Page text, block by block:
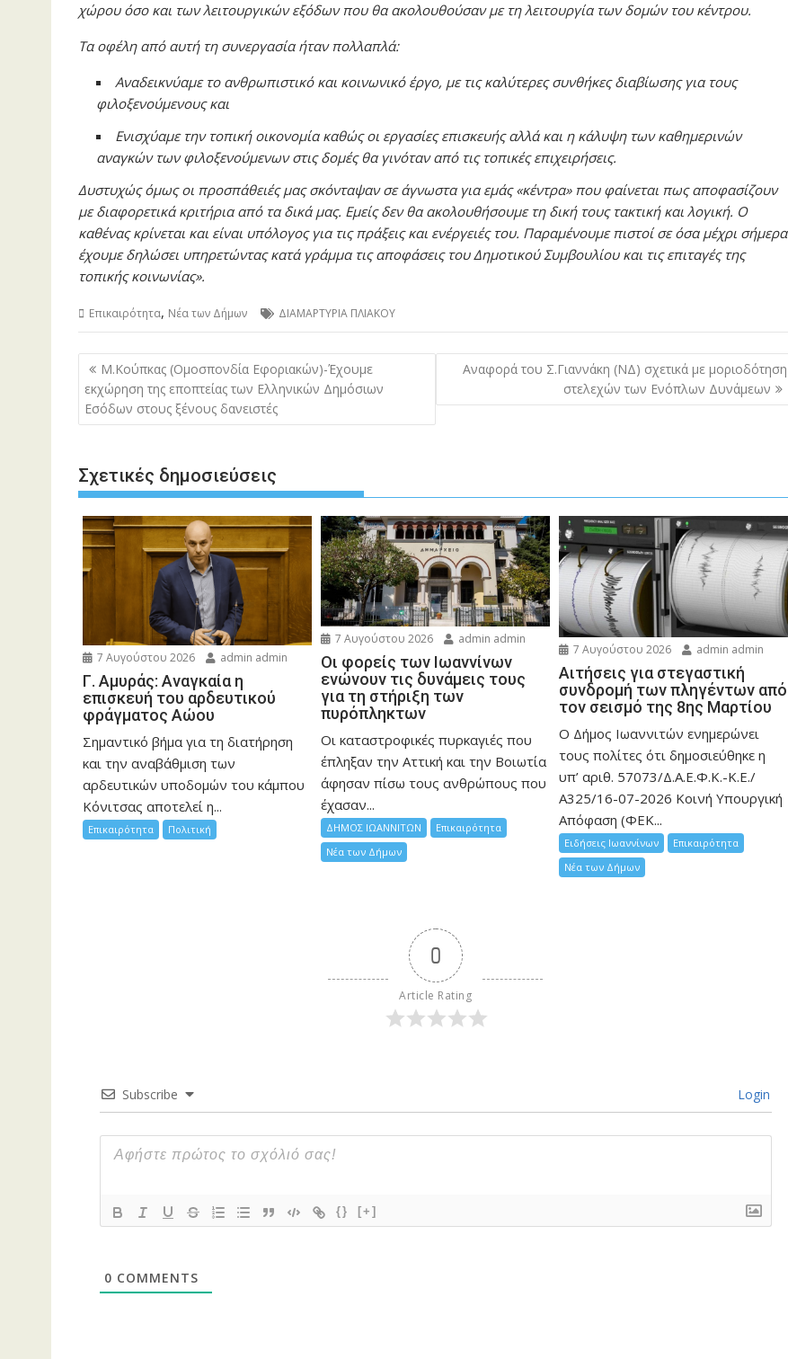
χώρου όσο και των λειτουργικών εξόδων που θα ακολουθούσαν με τη λειτουργία των δομών του κέντρου.
Τα οφέλη από αυτή τη συνεργασία ήταν πολλαπλά:
Αναδεικνύαμε το ανθρωπιστικό και κοινωνικό έργο, με τις καλύτερες συνθήκες διαβίωσης για τους
φιλοξενούμενους και
Ενισχύαμε την τοπική οικονομία καθώς οι εργασίες επισκευής αλλά και η κάλυψη των καθημερινών
αναγκών των φιλοξενούμενων στις δομές θα γινόταν από τις τοπικές επιχειρήσεις.
Δυστυχώς όμως οι προσπάθειές μας σκόνταψαν σε άγνωστα για εμάς «κέντρα» που φαίνεται πως αποφασίζουν
με διαφορετικά κριτήρια από τα δικά μας. Εμείς δεν θα ακολουθήσουμε τη δική τους τακτική και λογική. Ο
καθένας κρίνεται και είναι υπόλογος για τις πράξεις και ενέργειές του. Παραμένουμε πιστοί σε όσα μέχρι σήμερα
έχουμε δηλώσει υπηρετώντας κατά γράμμα τις αποφάσεις του Δημοτικού Συμβουλίου και τις επιταγές της
τοπικής κοινωνίας».
Επικαιρότητα, Νέα των Δήμων ΔΙΑΜΑΡΤΥΡΙΑ ΠΛΙΑΚΟΥ
Πλοήγηση
άρθρων
Μ.Κούπκας (Ομοσπονδία Εφοριακών)-Έχουμε
εκχώρηση της εποπτείας των Ελληνικών Δημόσιων
Εσόδων στους ξένους δανειστές
Αναφορά του Σ.Γιαννάκη (ΝΔ) σχετικά με μοριοδότηση
στελεχών των Ενόπλων Δυνάμεων
Σχετικές δημοσιεύσεις
7 Αυγούστου 2026 admin admin
Γ. Αμυράς: Αναγκαία η
επισκευή του αρδευτικού
φράγματος Αώου
Σημαντικό βήμα για τη διατήρηση
και την αναβάθμιση των
αρδευτικών υποδομών του κάμπου
Κόνιτσας αποτελεί η...
Επικαιρότητα Πολιτική
7 Αυγούστου 2026 admin admin
Οι φορείς των Ιωαννίνων
ενώνουν τις δυνάμεις τους
για τη στήριξη των
πυρόπληκτων
Οι καταστροφικές πυρκαγιές που
έπληξαν την Αττική και την Bοιωτία
άφησαν πίσω τους ανθρώπους που
έχασαν...
ΔΗΜΟΣ ΙΩΑΝΝΙΤΩΝ
Επικαιρότητα
Νέα των Δήμων
7 Αυγούστου 2026 admin admin
Αιτήσεις για στεγαστική
συνδρομή των πληγέντων από
τον σεισμό της 8ης Μαρτίου
Ο Δήμος Ιωαννιτών ενημερώνει
τους πολίτες ότι δημοσιεύθηκε η
υπ’ αριθ. 57073/Δ.Α.Ε.Φ.Κ.-Κ.Ε./
Α325/16-07-2026 Κοινή Υπουργική
Απόφαση (ΦΕΚ...
Ειδήσεις Ιωαννίνων
Επικαιρότητα
Νέα των Δήμων
0
Article Rating
Subscribe Login
{} [+]
0 COMMENTS